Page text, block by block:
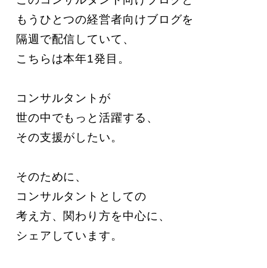
もうひとつの経営者向けブログを
隔週で配信していて、
こちらは本年1発目。
コンサルタントが
世の中でもっと活躍する、
その支援がしたい。
そのために、
コンサルタントとしての
考え方、関わり方を中心に、
シェアしています。